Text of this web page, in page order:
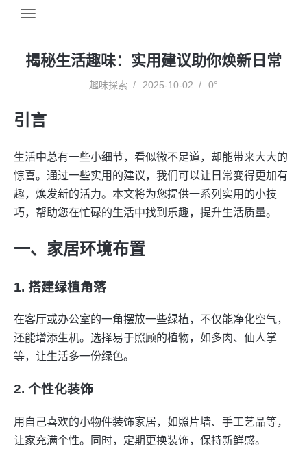
揭秘生活趣味：实用建议助你焕新日常
趣味探索 2025-10-02 0°
引言
生活中总有一些小细节，看似微不足道，却能带来大大的
惊喜。通过一些实用的建议，我们可以让日常变得更加有
趣，焕发新的活力。本文将为您提供一系列实用的小技
巧，帮助您在忙碌的生活中找到乐趣，提升生活质量。
一、家居环境布置
1. 搭建绿植角落
在客厅或办公室的一角摆放一些绿植，不仅能净化空气，
还能增添生机。选择易于照顾的植物，如多肉、仙人掌
等，让生活多一份绿色。
2. 个性化装饰
用自己喜欢的小物件装饰家居，如照片墙、手工艺品等，
让家充满个性。同时，定期更换装饰，保持新鲜感。